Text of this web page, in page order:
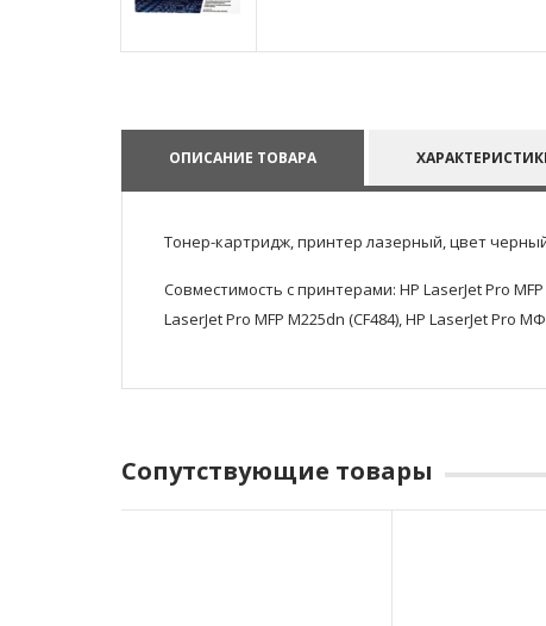
ОПИСАНИЕ ТОВАРА
Тонер-картридж, принтер лазерный, цвет
Совместимость с принтерами: HP LaserJet Pro MFP
LaserJet Pro MFP M225dn (CF484), HP LaserJet Pro
Сопутствующие товары